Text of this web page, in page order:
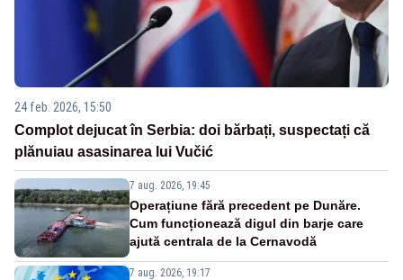
24 feb. 2026, 15:50
Complot dejucat în Serbia: doi bărbați, suspectați că
plănuiau asasinarea lui Vučić
7 aug. 2026, 19:45
Operațiune fără precedent pe Dunăre.
Cum funcționează digul din barje care
ajută centrala de la Cernavodă
7 aug. 2026, 19:17